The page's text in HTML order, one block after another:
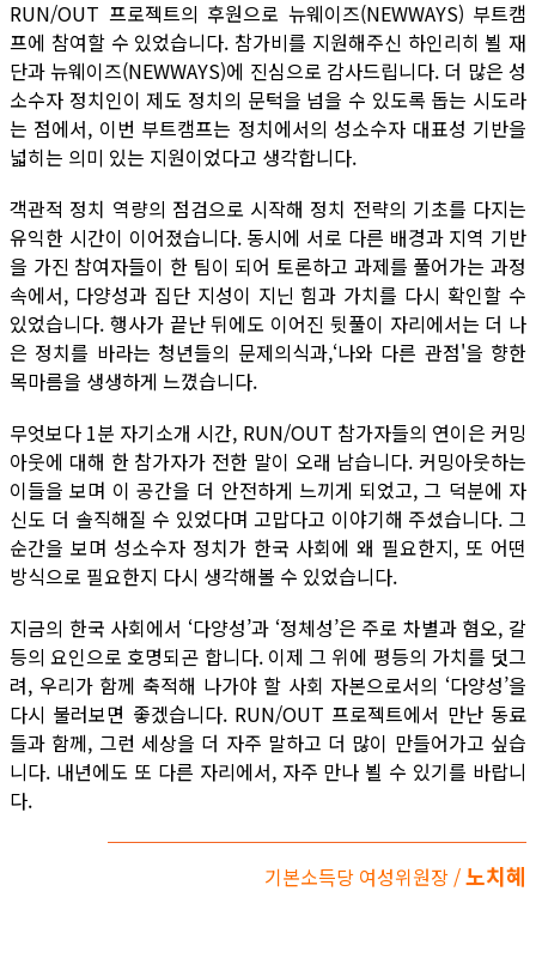
RUN/OUT 프로젝트의 후원으로 뉴웨이즈(NEWWAYS) 부트캠
프에 참여할 수 있었습니다. 참가비를 지원해주신 하인리히 뵐 재
단과 뉴웨이즈(NEWWAYS)에 진심으로 감사드립니다. 더 많은 성
소수자 정치인이 제도 정치의 문턱을 넘을 수 있도록 돕는 시도라
는 점에서, 이번 부트캠프는 정치에서의 성소수자 대표성 기반을
넓히는 의미 있는 지원이었다고 생각합니다.
객관적 정치 역량의 점검으로 시작해 정치 전략의 기초를 다지는
유익한 시간이 이어졌습니다. 동시에 서로 다른 배경과 지역 기반
을 가진 참여자들이 한 팀이 되어 토론하고 과제를 풀어가는 과정
속에서, 다양성과 집단 지성이 지닌 힘과 가치를 다시 확인할 수
있었습니다. 행사가 끝난 뒤에도 이어진 뒷풀이 자리에서는 더 나
은 정치를 바라는 청년들의 문제의식과,‘나와 다른 관점'을 향한
목마름을 생생하게 느꼈습니다.
무엇보다 1분 자기소개 시간, RUN/OUT 참가자들의 연이은 커밍
아웃에 대해 한 참가자가 전한 말이 오래 남습니다. 커밍아웃하는
이들을 보며 이 공간을 더 안전하게 느끼게 되었고, 그 덕분에 자
신도 더 솔직해질 수 있었다며 고맙다고 이야기해 주셨습니다. 그
순간을 보며 성소수자 정치가 한국 사회에 왜 필요한지, 또 어떤
방식으로 필요한지 다시 생각해볼 수 있었습니다.
지금의 한국 사회에서 ‘다양성’과 ‘정체성’은 주로 차별과 혐오, 갈
등의 요인으로 호명되곤 합니다. 이제 그 위에 평등의 가치를 덧그
려, 우리가 함께 축적해 나가야 할 사회 자본으로서의 ‘다양성’을
다시 불러보면 좋겠습니다. RUN/OUT 프로젝트에서 만난 동료
들과 함께, 그런 세상을 더 자주 말하고 더 많이 만들어가고 싶습
니다. 내년에도 또 다른 자리에서, 자주 만나 뵐 수 있기를 바랍니
다.
기본소득당 여성위원장 /노치혜